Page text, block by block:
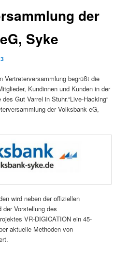
der
Syke
Vertreterversammlung begrüßt die
Kundinnen und Kunden in der
Gut Varrel in Stuhr.“Live-Hacking“
der Volksbank eG,
wird neben der offiziellen
der Vorstellung des
VR-DIGICATION ein 45-
aktuelle Methoden von